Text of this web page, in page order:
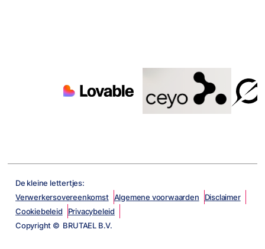
De kleine lettertjes:
Verwerkersovereenkomst Algemene voorwaarden
Disclaimer
Cookiebeleid
Privacybeleid
Copyright © BRUTAEL B.V.